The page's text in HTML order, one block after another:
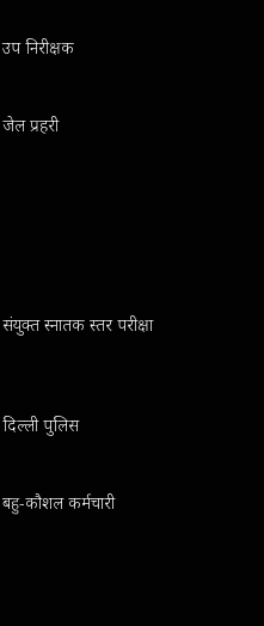
उप निरीक्षक
जेल प्रहरी
संयुक्त स्नातक स्तर परीक्षा
दिल्ली पुलिस
बहु-कौशल कर्मचारी